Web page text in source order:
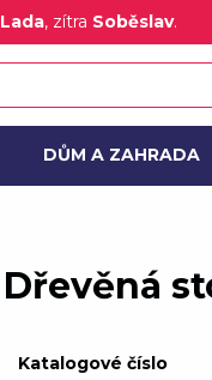
Lada, zítra Soběslav.
DŮM A ZAHRADA
Dřevěná
Katalogové číslo